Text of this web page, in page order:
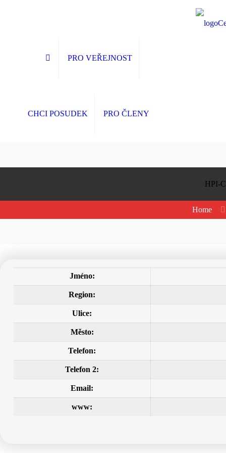
PRO VEŘEJNOST
CHCI POSUDEK PRO ČLENY
HPI-
Home
Jméno:
Region:
Ulice:
Město:
Telefon:
Telefon 2:
Email:
www: